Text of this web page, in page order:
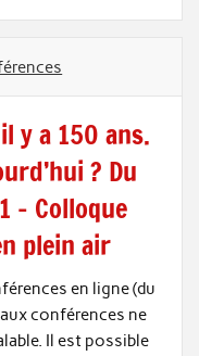
y a 150 ans.
? Du
– Colloque
plein air
en ligne (du
conférences ne
Il est possible